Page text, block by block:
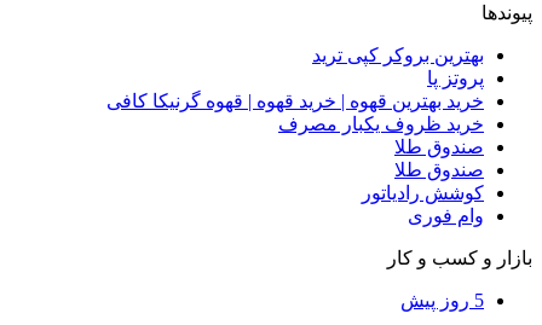
پیوندها
بهترین بروکر کپی ترید
پروتز پا
خرید بهترین قهوه | خرید قهوه | قهوه گرنیکا کافی
خرید ظروف یکبار مصرف
صندوق طلا
صندوق طلا
کوشش رادیاتور
وام فوری
بازار و کسب و کار
5 روز پیش